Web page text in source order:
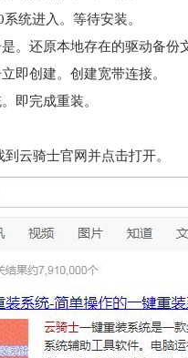
统进入。等待安装。
。还原本地存在的驱动备份
即创建。创建宽带连接。
即完成重装。
云骑士官网并点击打开。